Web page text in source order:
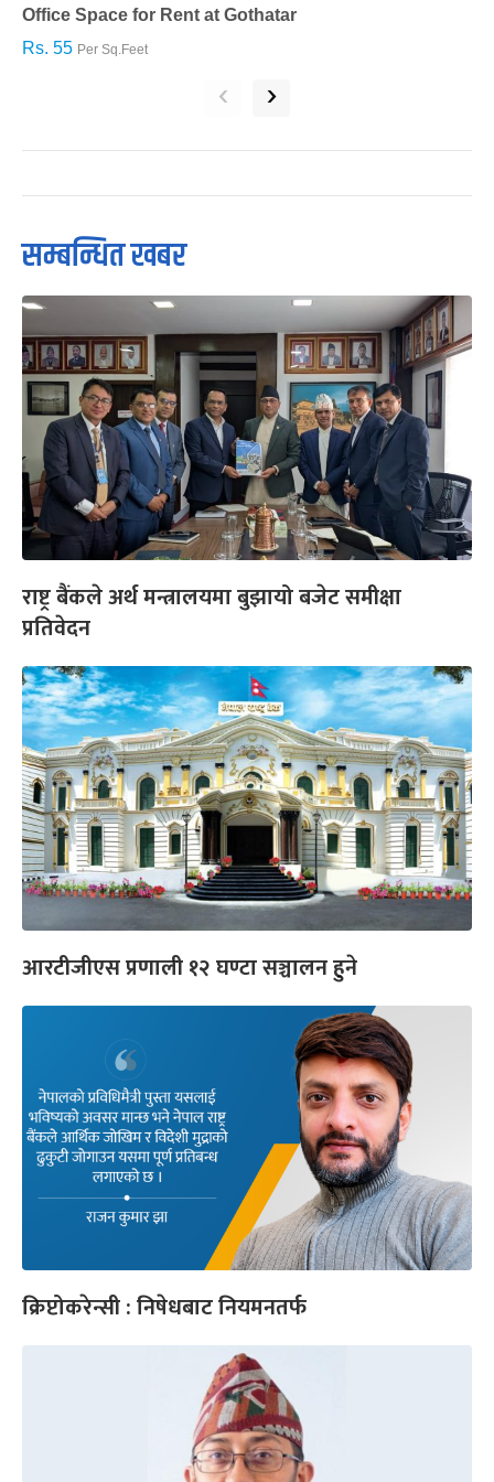
Office Space for Rent at Gothatar
Rs. 55 Per Sq.Feet
‹ ›
सम्बन्धित खबर
राष्ट्र बैंकले अर्थ मन्त्रालयमा बुझायो बजेट समीक्षा
प्रतिवेदन
आरटीजीएस प्रणाली १२ घण्टा सञ्चालन हुने
क्रिप्टोकरेन्सी : निषेधबाट नियमनतर्फ